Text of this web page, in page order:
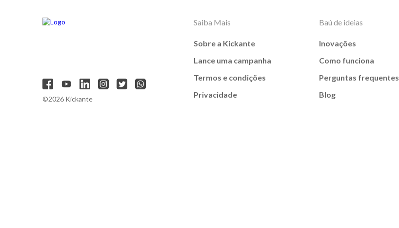
©2026 Kickante
Saiba Mais
Sobre a Kickante
Lance uma campanha
Termos e condições
Privacidade
Baú de ideias
Inovações
Como funciona
Perguntas frequentes
Blog